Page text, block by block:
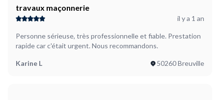
travaux maçonnerie
il y a 1 an
Personne sérieuse, très professionnelle et fiable. Prestation
rapide car c'était urgent. Nous recommandons.
Karine L 50260 Breuville